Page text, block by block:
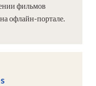
фильмов
офлайн-портале.